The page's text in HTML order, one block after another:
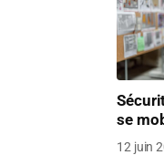
se
12 juin